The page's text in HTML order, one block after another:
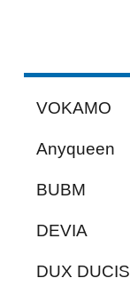
VOKAMO
Anyqueen
BUBM
DEVIA
DUX DUCIS